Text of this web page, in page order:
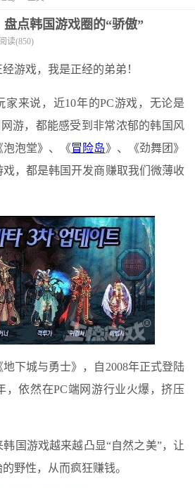
点韩国游戏圈的“骄傲”
阅读(850)
游戏，我是正经的弟弟！
家来说，近10年的PC游戏，无论是
游，都能感受到非常浓郁的韩国风
泡堂》、《冒险岛》、《劲舞团》
，都是韩国开发商赚取我们微薄收
下城与勇士》，自2008年正式登陆
，依然在PC端网游行业火爆，挤压
国游戏越来越凸显“自然之美”，让
野性，从而疯狂赚钱。